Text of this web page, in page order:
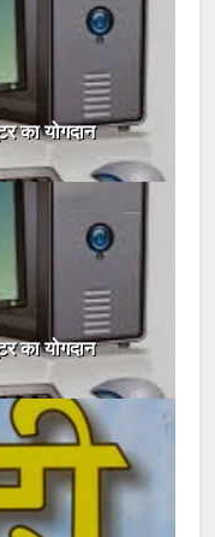
का योगदान
का योगदान